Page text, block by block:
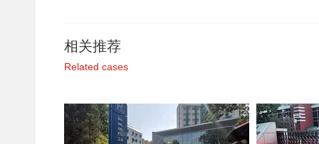
相关推荐
Related cases